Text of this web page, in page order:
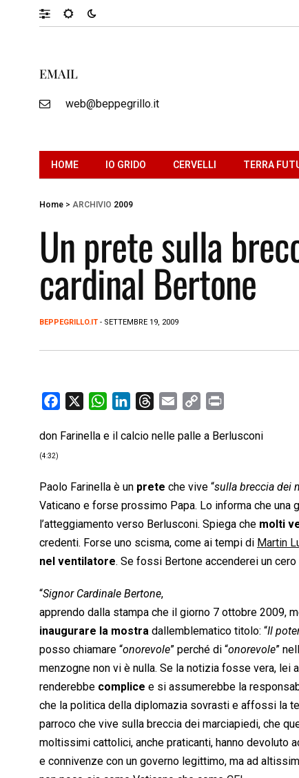
EMAIL
web@beppegrillo.it
HOME IO GRIDO CERVELLI TERRA
Home > ARCHIVIO 2009
Un prete sulla
cardinal Bertone
BEPPEGRILLO.IT - SETTEMBRE 19, 2009
c
o
o
k
W
a
A
p
p
n
d
I
n
r
d
s
a
p
i
n
k
i
don Farinella e il calcio nelle palle a Berlusconi
(4:32)
Paolo Farinella è un prete che vive “sulla breccia dei
Vaticano e forse prossimo Papa. Lo informa che una
l’atteggiamento verso Berlusconi. Spiega che molti
credenti. Forse uno scisma, come ai tempi di Martin
nel ventilatore. Se fossi Bertone accenderei un
“Signor Cardinale Bertone,
apprendo dalla stampa che il giorno 7 ottobre 2009,
inaugurare la mostra dallemblematico titolo: “Il
posso chiamare “onorevole” perché di “onorevole”
menzogne non vi è nulla. Se la notizia fosse vera, lei
renderebbe complice e si assumerebbe la
che la politica della diplomazia sovrasti e affossi la
parroco che vive sulla breccia dei marciapiedi, che
moltissimi cattolici, anche praticanti, hanno devoluto
e connivenze con un governo legittimo, ma ad